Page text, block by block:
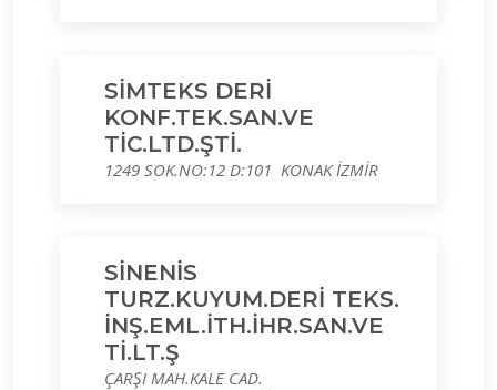
SİMTEKS DERİ
KONF.TEK.SAN.VE
TİC.LTD.ŞTİ.
1249 SOK.NO:12 D:101 KONAK İZMİR
SİNENİS
TURZ.KUYUM.DERİ TEKS.
İNŞ.EML.İTH.İHR.SAN.VE
Tİ.LT.Ş
ÇARŞI MAH.KALE CAD.